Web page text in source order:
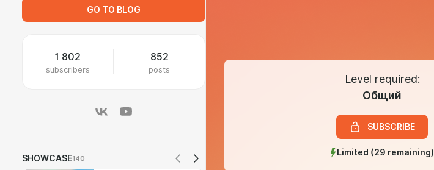
GO TO BLOG
1 802
subscribers
852
posts
SHOWCASE140
Level required:
Общий
SUBSCRIBE
Limited (29 remaining)